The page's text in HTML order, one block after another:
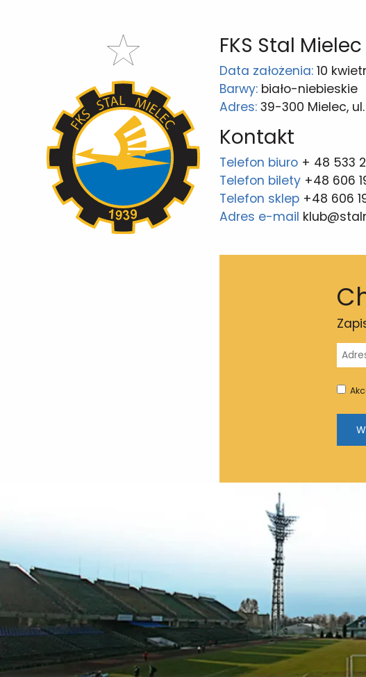
FKS Stal Mielec
Data założenia: 10
Barwy: biało-niebieskie
Adres: 39-300 Mielec, ul.
Kontakt
Telefon biuro + 48 533
Telefon bilety +48 606
Telefon sklep +48 606
Adres e-mail